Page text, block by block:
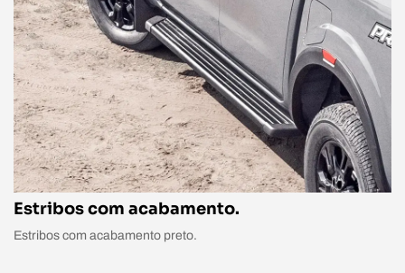
Estribos com acabamento.
Estribos com acabamento preto.